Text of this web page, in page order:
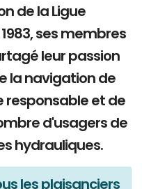
de la Ligue
ses membres
leur passion
la navigation de
responsable et de
d'usagers de
hydrauliques.
les plaisanciers